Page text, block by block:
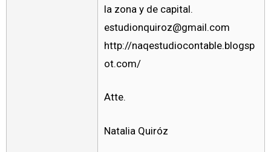
la zona y de capital.
estudionquiroz@gmail.com
http://naqestudiocontable.blogsp
ot.com/
Atte.
Natalia Quiróz